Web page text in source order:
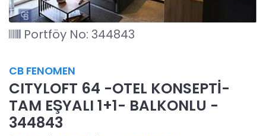
Portföy No: 344843
CB FENOMEN
CITYLOFT 64 -OTEL KONSEPTİ-
TAM EŞYALI 1+1- BALKONLU -
344843